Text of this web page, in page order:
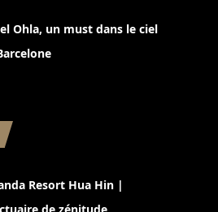
Ohla, un must dans le ciel
Resort Hua Hin |